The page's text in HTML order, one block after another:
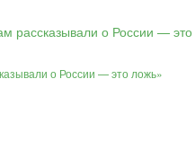
о России — это ложь»